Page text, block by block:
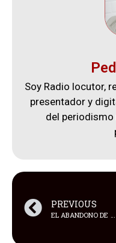
Soy Radio locutor,
presentador y
del periodismo
PREVIOUS
EL ABANDONO DE ANIMALES SIGUE SIENDO UNA CRISIS EN BRASIL